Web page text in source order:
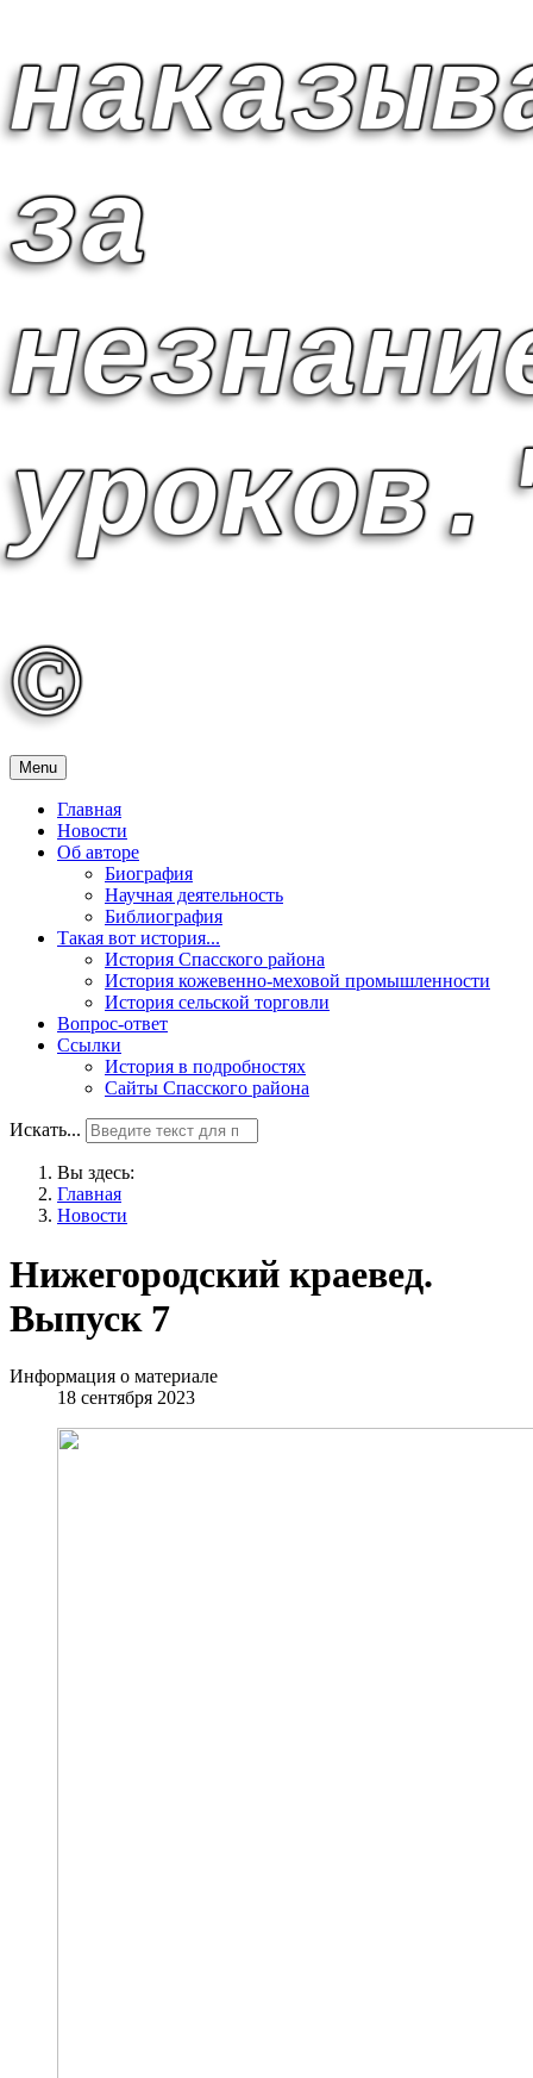
за
©
Menu
Главная
Новости
Об авторе
Биография
Научная деятельность
Библиография
Такая вот история...
История Спасского района
История кожевенно-меховой промышленности
История сельской торговли
Вопрос-ответ
Ссылки
История в подробностях
Сайты Спасского района
Искать...
Вы здесь:
Главная
Новости
Нижегородский краевед.
Выпуск 7
Информация о материале
18 сентября 2023